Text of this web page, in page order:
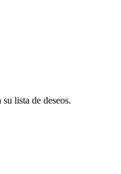
lista de deseos.